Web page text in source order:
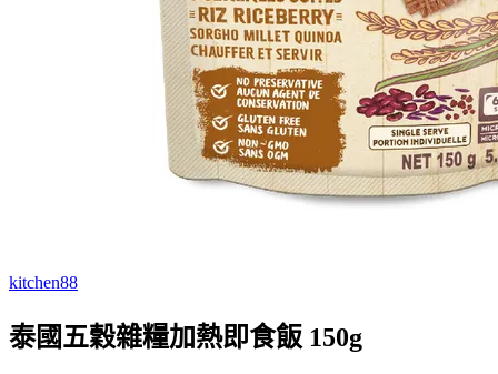
kitchen88
泰國五穀雜糧加熱即食飯 150g